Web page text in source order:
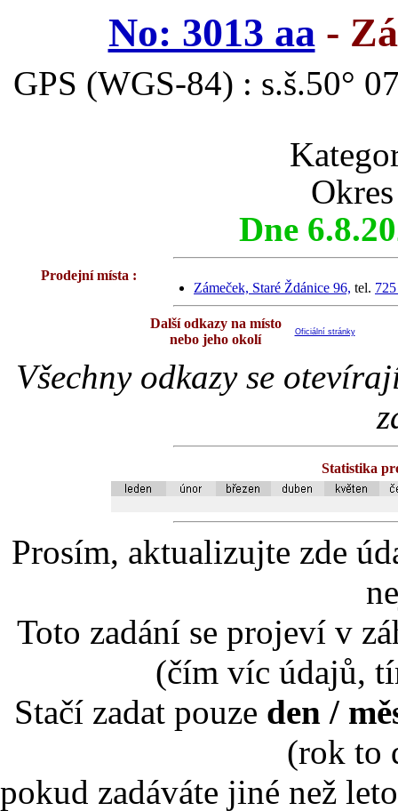
No: 3013 aa-
GPS (WGS-84) : s.š.50°
Dne
Prodejní místa :
Zámeček, Staré Ždánice 96, tel.
Další odkazy na místo
nebo jeho okolí
Oficiální stránky
Všechny odkazy se
Statistika
Prosím, aktualizujte zde
Toto zadání se projeví v
(čím víc údajů,
Stačí zadat pouze den /
(rok to
pokud zadáváte jiné než